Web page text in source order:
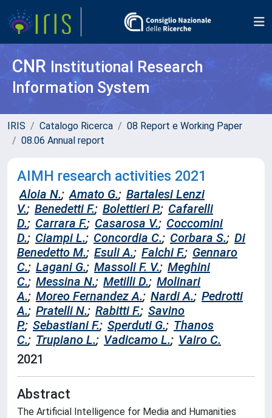
CNR Institutional Research
Information System
IRIS Catalogo Ricerca
08 Report e Working Paper
08.06 Annual report
AIMH research activities 2021
Aloia N.; Amato G.; Bartalesi Lenzi
V.; Benedetti F.; Bolettieri P.; Cafarelli
D.; Carrara F.; Casarosa V.; Coccomini
D.; Ciampi L.; Concordia C.; Corbara S.; Di
Benedetto M.; Esuli A.; Falchi F.; Gennaro
C.; Lagani G.; Massoli F. V.; Meghini
C.; Messina N.; Metilli D.; Molinari
A.; Moreo Fernandez A.; Nardi A.; Pedrotti
A.; Pratelli N.; Rabitti F.; Savino
P.; Sebastiani F.; Sperduti G.; Thanos
C.; Trupiano L.; Vadicamo L.; Vairo C.
2021
Abstract
The Artificial Intelligence for Media and Humanities